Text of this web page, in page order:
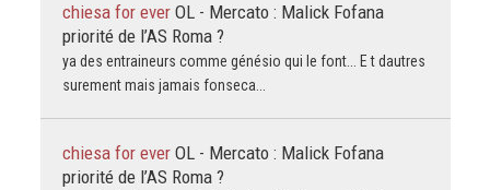
chiesa for ever OL - Mercato : Malick Fofana
priorité de l’AS Roma ?
ya des entraineurs comme génésio qui le font... E t dautres
surement mais jamais fonseca...
chiesa for ever OL - Mercato : Malick Fofana
priorité de l’AS Roma ?